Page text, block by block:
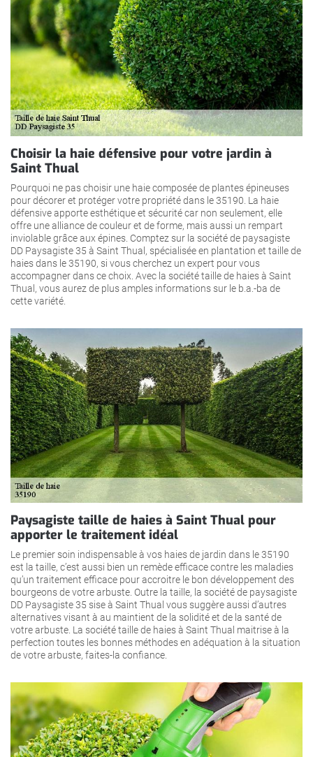
Choisir la haie défensive pour votre jardin à
Saint Thual
Pourquoi ne pas choisir une haie composée de plantes épineuses
pour décorer et protéger votre propriété dans le 35190. La haie
défensive apporte esthétique et sécurité car non seulement, elle
offre une alliance de couleur et de forme, mais aussi un rempart
inviolable grâce aux épines. Comptez sur la société de paysagiste
DD Paysagiste 35 à Saint Thual, spécialisée en plantation et taille de
haies dans le 35190, si vous cherchez un expert pour vous
accompagner dans ce choix. Avec la société taille de haies à Saint
Thual, vous aurez de plus amples informations sur le b.a.-ba de
cette variété.
Paysagiste taille de haies à Saint Thual pour
apporter le traitement idéal
Le premier soin indispensable à vos haies de jardin dans le 35190
est la taille, c’est aussi bien un remède efficace contre les maladies
qu’un traitement efficace pour accroitre le bon développement des
bourgeons de votre arbuste. Outre la taille, la société de paysagiste
DD Paysagiste 35 sise à Saint Thual vous suggère aussi d’autres
alternatives visant à au maintient de la solidité et de la santé de
votre arbuste. La société taille de haies à Saint Thual maitrise à la
perfection toutes les bonnes méthodes en adéquation à la situation
de votre arbuste, faites-la confiance.